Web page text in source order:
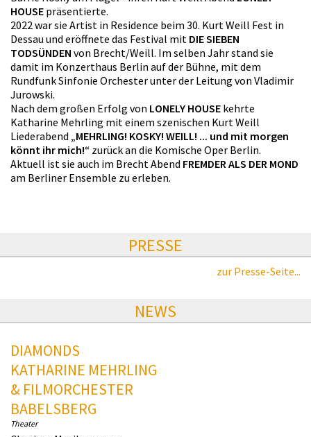
HOUSE präsentierte.
2022 war sie Artist in Residence beim 30. Kurt Weill Fest in
Dessau und eröffnete das Festival mit DIE SIEBEN
TODSÜNDEN von Brecht/Weill. Im selben Jahr stand sie
damit im Konzerthaus Berlin auf der Bühne, mit dem
Rundfunk Sinfonie Orchester unter der Leitung von Vladimir
Jurowski.
Nach dem großen Erfolg von LONELY HOUSE kehrte
Katharine Mehrling mit einem szenischen Kurt Weill
Liederabend „MEHRLING! KOSKY! WEILL! ... und mit morgen
könnt ihr mich!“ zurück an die Komische Oper Berlin.
Aktuell ist sie auch im Brecht Abend FREMDER ALS DER MOND
am Berliner Ensemble zu erleben.
PRESSE
zur Presse-Seite...
NEWS
DIAMONDS
KATHARINE MEHRLING
& FILMORCHESTER
BABELSBERG
Theater